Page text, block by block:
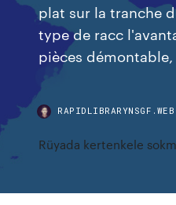
plat sur la tranche
type de racc
pièces
Rüyada kertenkele